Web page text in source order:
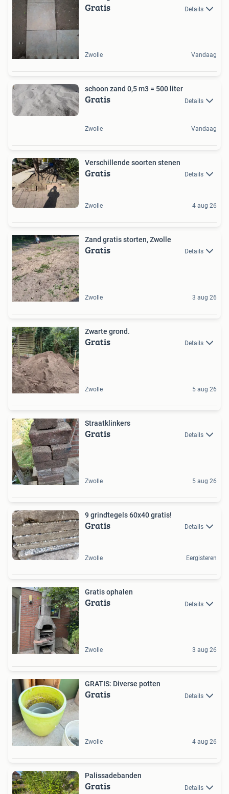
Gratis Details
Zwolle Vandaag
schoon zand 0,5 m3 = 500 liter
Gratis Details
Zwolle Vandaag
Verschillende soorten stenen
Gratis Details
Zwolle 4 aug 26
Zand gratis storten, Zwolle
Gratis Details
Zwolle 3 aug 26
Zwarte grond.
Gratis Details
Zwolle 5 aug 26
Straatklinkers
Gratis Details
Zwolle 5 aug 26
9 grindtegels 60x40 gratis!
Gratis Details
Zwolle Eergisteren
Gratis ophalen
Gratis Details
Zwolle 3 aug 26
GRATIS: Diverse potten
Gratis Details
Zwolle 4 aug 26
Palissadebanden
Gratis Details